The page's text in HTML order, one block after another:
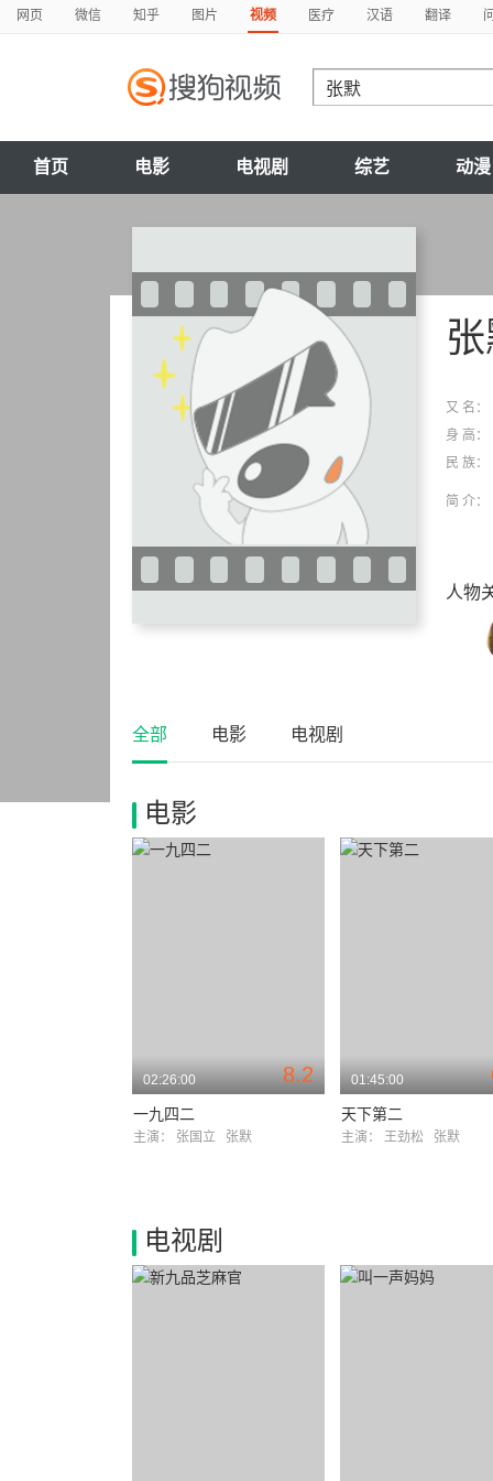
网页 微信 知乎 图片 视频 医疗 汉语 翻译
首页 电影 电视剧 综艺 动漫
又 名：
身 高：
民 族：
简 介：
人物
全部 电影 电视剧
电影
8.2
02:26:00
一九四二
主演： 张国立 张默
01:45:00
天下第二
主演： 王劲松 张默
电视剧